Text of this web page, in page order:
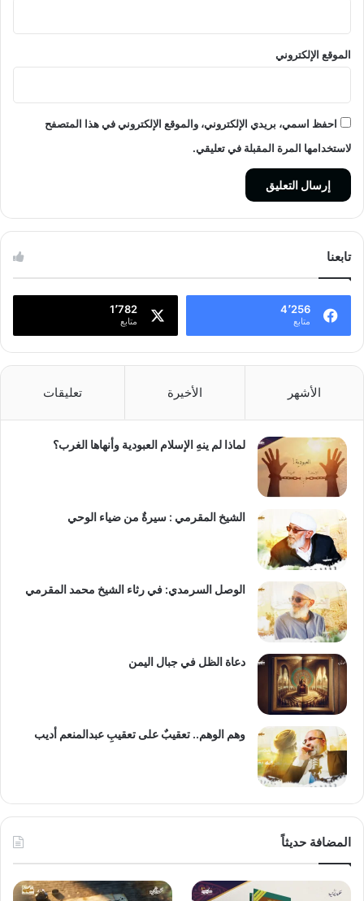
الموقع الإلكتروني
احفظ اسمي، بريدي الإلكتروني، والموقع الإلكتروني في هذا المتصفح
لاستخدامها المرة المقبلة في تعليقي.
تابعنا
4٬256
متابع
1٬782
متابع
الأشهر الأخيرة تعليقات
لماذا لم ينهِ الإسلام العبودية وأنهاها الغرب؟
الشيخ المقرمي : سيرةٌ من ضياء الوحي
الوصل السرمدي: في رثاء الشيخ محمد المقرمي
دعاة الظل في جبال اليمن
وهم الوهم.. تعقيبٌ على تعقيبِ عبدالمنعم أديب
المضافة حديثاً